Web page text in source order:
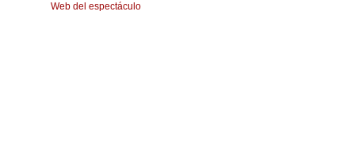
Web del espectáculo